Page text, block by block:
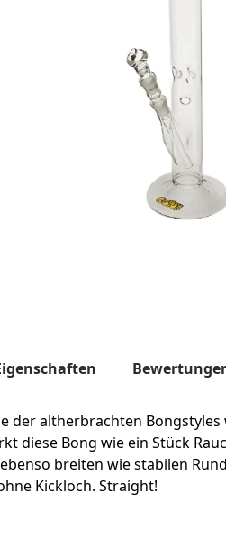
der altherbrachten
diese Bong wie ein Stück
breiten wie stabilen
Kickloch. Straight!